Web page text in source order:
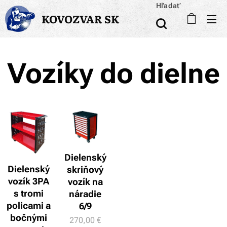
KOVOZVAR SK
Hľadať
Vozíky do dielne
Dielenský
vozík 3PA
s tromi
policami a
bočnými
Dielenský
skriňový
vozík na
náradie
6/9
270,00 €